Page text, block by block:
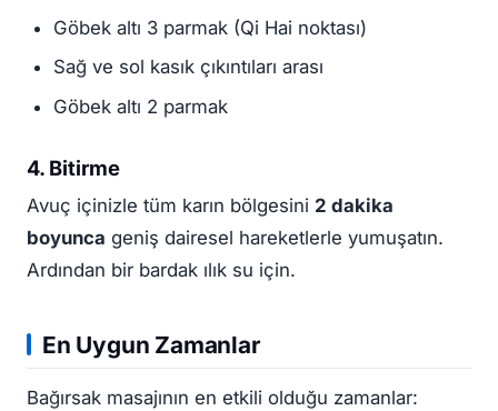
Göbek altı 3 parmak (Qi Hai noktası)
Sağ ve sol kasık çıkıntıları arası
Göbek altı 2 parmak
4. Bitirme
Avuç içinizle tüm karın bölgesini 2 dakika
boyunca geniş dairesel hareketlerle yumuşatın.
Ardından bir bardak ılık su için.
En Uygun Zamanlar
Bağırsak masajının en etkili olduğu zamanlar: